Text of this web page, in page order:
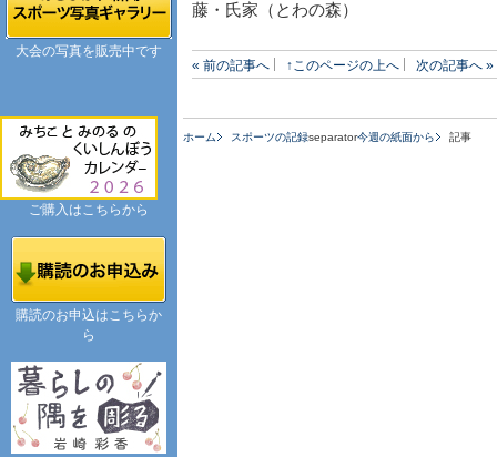
藤・氏家（とわの森）
« 前の記事へ ↑このページの上へ 次の記事へ »
ホーム スポーツの記録separator今週の紙面から 記事
大会の写真を販売中です
ご購入はこちらから
購読のお申込はこちらか
ら